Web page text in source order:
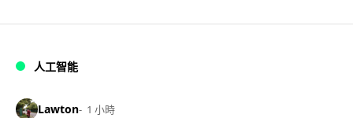
人工智能
Lawton 1 小時